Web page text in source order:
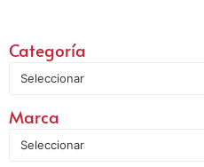
Categoría
Seleccionar
Marca
Seleccionar